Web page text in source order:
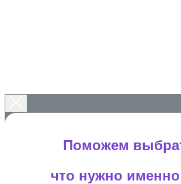
Поможем
что нужно